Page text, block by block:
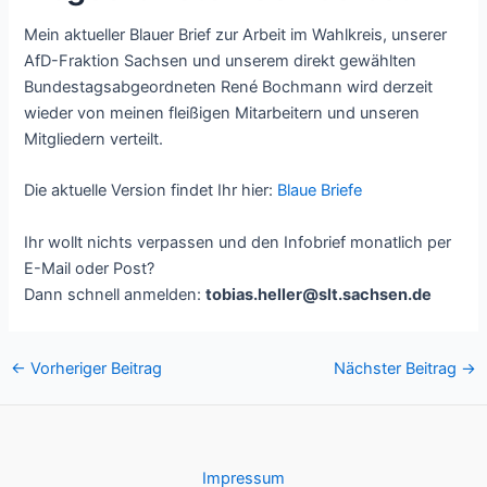
Mein aktueller Blauer Brief zur Arbeit im Wahlkreis, unserer
AfD-Fraktion Sachsen und unserem direkt gewählten
Bundestagsabgeordneten René Bochmann wird derzeit
wieder von meinen fleißigen Mitarbeitern und unseren
Mitgliedern verteilt.
Die aktuelle Version findet Ihr hier: Blaue Briefe
Ihr wollt nichts verpassen und den Infobrief monatlich per
E-Mail oder Post?
Dann schnell anmelden:tobias.heller@slt.sachsen.de
Post
← Vorheriger Beitrag Nächster Beitrag →
Impressum